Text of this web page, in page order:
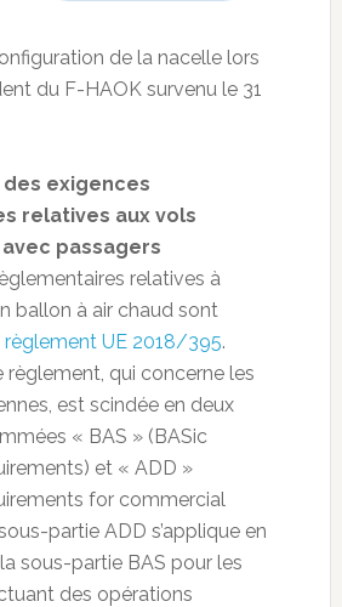
de la nacelle lors
du F-HAOK survenu le 31
des exigences
relatives aux vols
passagers
relatives à
ballon à air chaud sont
règlement UE 2018/395.
règlement, qui concerne les
est scindée en deux
« BAS » (BASic
et « ADD »
for commercial
partie ADD s’applique en
sous-partie BAS pour les
des opérations